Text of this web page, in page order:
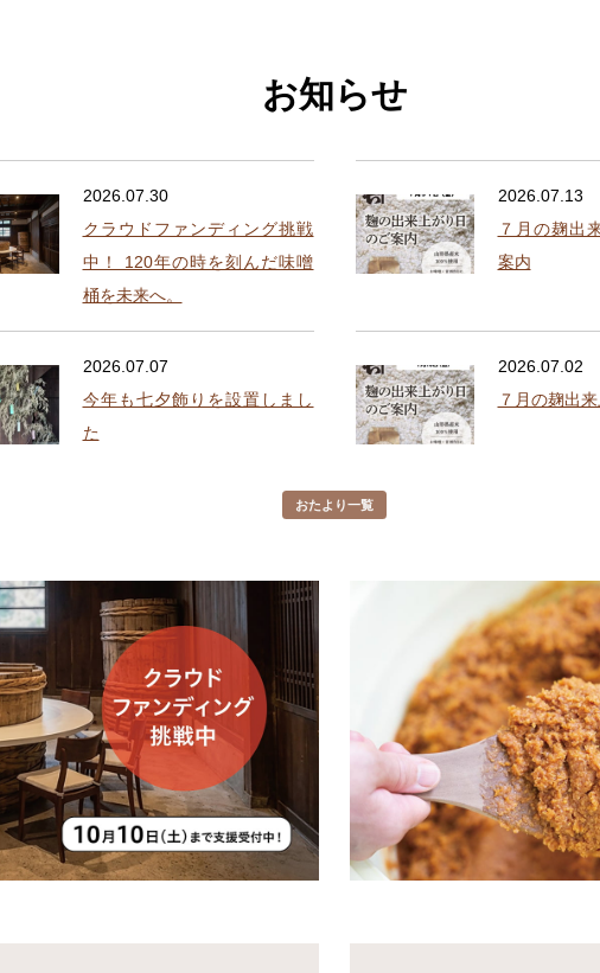
お知らせ
2026.07.30
クラウドファンディング挑戦
中！ 120年の時を刻んだ味噌
桶を未来へ。
2026.07.13
７月の麹出
案内
2026.07.07
今年も七夕飾りを設置しまし
た
2026.07.02
７月の麹出